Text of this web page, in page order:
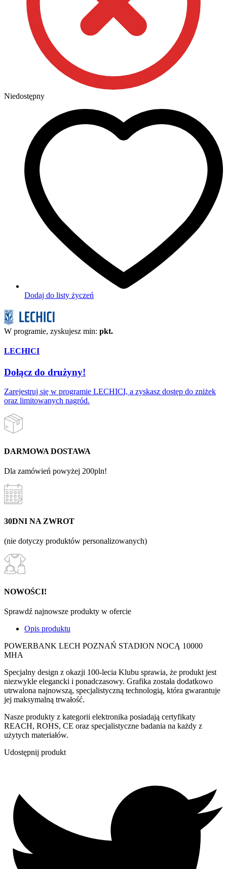
Niedostępny
Dodaj do listy życzeń
W programie, zyskujesz min: pkt.
LECHICI
Dołącz do drużyny!
Zarejestruj się w programie LECHICI, a zyskasz dostęp do zniżek
oraz limitowanych nagród.
DARMOWA DOSTAWA
Dla zamówień powyżej 200pln!
30DNI NA ZWROT
(nie dotyczy produktów personalizowanych)
NOWOŚCI!
Sprawdź najnowsze produkty w ofercie
Opis produktu
POWERBANK LECH POZNAŃ STADION NOCĄ 10000
MHA
Specjalny design z okazji 100-lecia Klubu sprawia, że produkt jest
niezwykle elegancki i ponadczasowy. Grafika została dodatkowo
utrwalona najnowszą, specjalistyczną technologią, która gwarantuje
jej maksymalną trwałość.
Nasze produkty z kategorii elektronika posiadają certyfikaty
REACH, ROHS, CE oraz specjalistyczne badania na każdy z
użytych materiałów.
Udostępnij produkt